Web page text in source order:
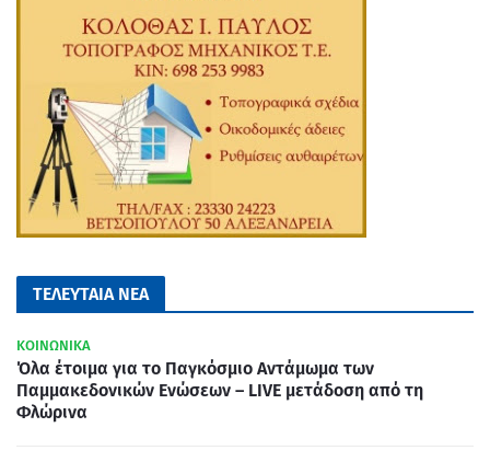
ΤΕΛΕΥΤΑΙΑ ΝΕΑ
ΚΟΙΝΩΝΙΚΑ
Όλα έτοιμα για το Παγκόσμιο Αντάμωμα των
Παμμακεδονικών Ενώσεων – LIVE μετάδοση από τη
Φλώρινα